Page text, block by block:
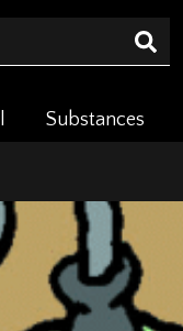
Substances